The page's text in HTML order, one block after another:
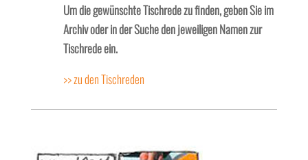
Um die gewünschte Tischrede zu finden, geben Sie im
Archiv oder in der Suche den jeweiligen Namen zur
Tischrede ein.
>> zu den Tischreden